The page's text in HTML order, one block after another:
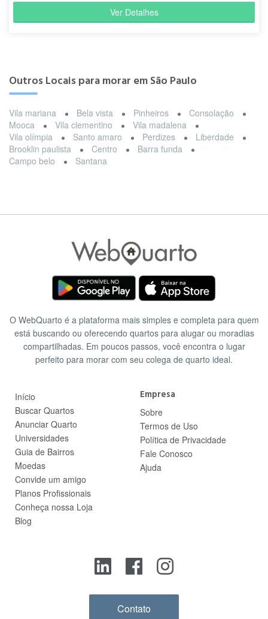
Ver Detalhes
Outros Locais para morar em São Paulo
Vila mariana Bela vista Pinheiros
Consolação
Mooca
Vila clementino
Vila madalena
Vila olímpia
Santo amaro Perdizes
Liberdade
Brooklin paulista
Centro
Barra funda
Campo belo
Santana
O WebQuarto é a plataforma mais simples e completa para quem
está buscando ou oferecendo quartos para alugar ou moradias
compartilhadas. Em poucos passos, você encontra o lugar
perfeito para morar com seu colega de quarto ideal.
Início
Buscar Quartos
Anunciar Quarto
Universidades
Guia de Bairros
Moedas
Convide um amigo
Planos Profissionais
Conheça nossa Loja
Blog
Empresa
Sobre
Termos de Uso
Política de Privacidade
Fale Conosco
Ajuda
Contato